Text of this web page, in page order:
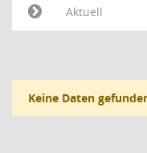
Aktuell
Keine Daten